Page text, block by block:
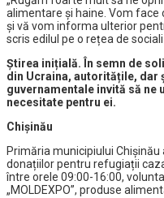
alimentare şi haine. Vom face
şi vă vom informa ulterior
scris edilul pe o rețea de
Știrea inițială. În semn de
din Ucraina, autoritățile, dar
guvernamentale invită să ne
necesitate pentru ei.
Chișinău
Primăria municipiului
donațiilor pentru refugiații
între orele 09:00-16:00,
„MOLDEXPO”, produse